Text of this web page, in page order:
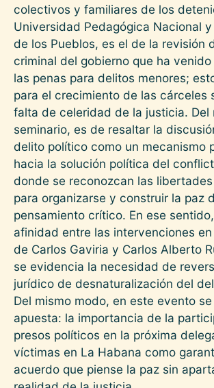
colectivos y familiares de los
Universidad Pedagógica Nacional
de los Pueblos, es el de la revisión
criminal del gobierno que ha
las penas para delitos menores;
para el crecimiento de las cárceles
falta de celeridad de la justicia. Del
seminario, es de resaltar la
delito político como un mecanismo
hacia la solución política del
donde se reconozcan las
para organizarse y construir la paz
pensamiento crítico. En ese
afinidad entre las intervenciones
de Carlos Gaviria y Carlos Alberto
se evidencia la necesidad de
jurídico de desnaturalización del
Del mismo modo, en este evento
apuesta: la importancia de la
presos políticos en la próxima
víctimas en La Habana como
acuerdo que piense la paz sin